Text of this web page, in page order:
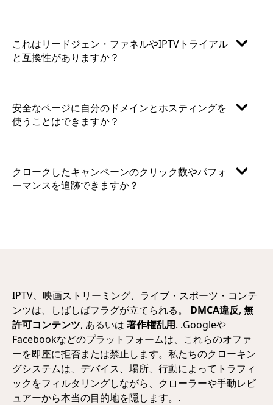
これはリードジェン・ファネルやIPTVトライアル
と互換性がありますか？
安全なページに自分のドメインとホスティングを
使うことはできますか？
クロークしたキャンペーンのクリック数やパフォ
ーマンスを追跡できますか？
IPTV、映画ストリーミング、ライブ・スポーツ・コンテ
ンツは、しばしばフラグが立てられる。 DMCA違反, 無
許可コンテンツ, あるいは 著作権乱用. .Googleや
Facebookなどのプラットフォームは、これらのオファ
ーを即座に拒否または禁止します。私たちのクローキン
グシステムは、デバイス、場所、行動によってトラフィ
ックをフィルタリングしながら、クローラーや手動レビ
ュアーから本当の目的地を隠します。.